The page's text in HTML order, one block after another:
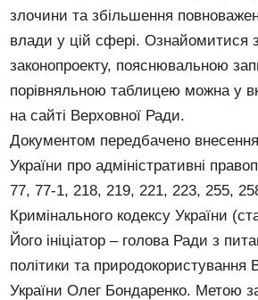
злочини та збільшення
влади у цій сфері. Ознайомитися
законопроекту, пояснювальною
порівняльною таблицею можна у
на сайті Верховної Ради.
Документом передбачено
України про адміністративні
77, 77-1, 218, 219, 221, 223, 255,
Кримінального кодексу України
Його ініціатор – голова Ради з
політики та природокористування
України Олег Бондаренко. Метою